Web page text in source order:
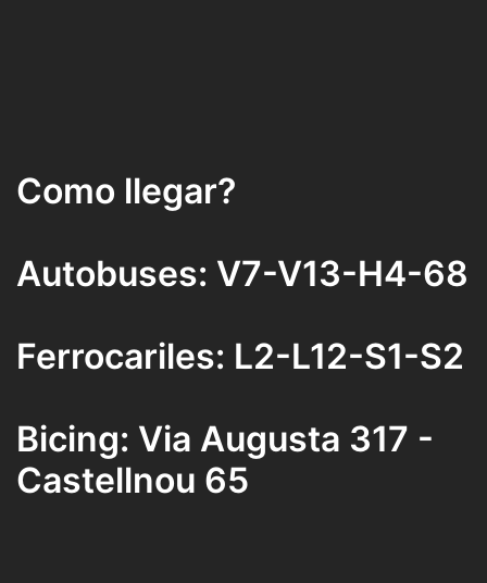
Como llegar?
Autobuses: V7-V13-H4-68
Ferrocariles: L2-L12-S1-S2
Bicing: Via Augusta 317 -
Castellnou 65